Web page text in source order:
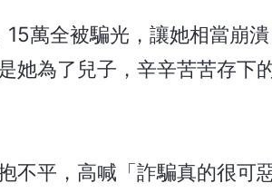
萬全被騙光，讓她相當崩
她為了兒子，辛辛苦苦存下
不平，高喊「詐騙真的很可